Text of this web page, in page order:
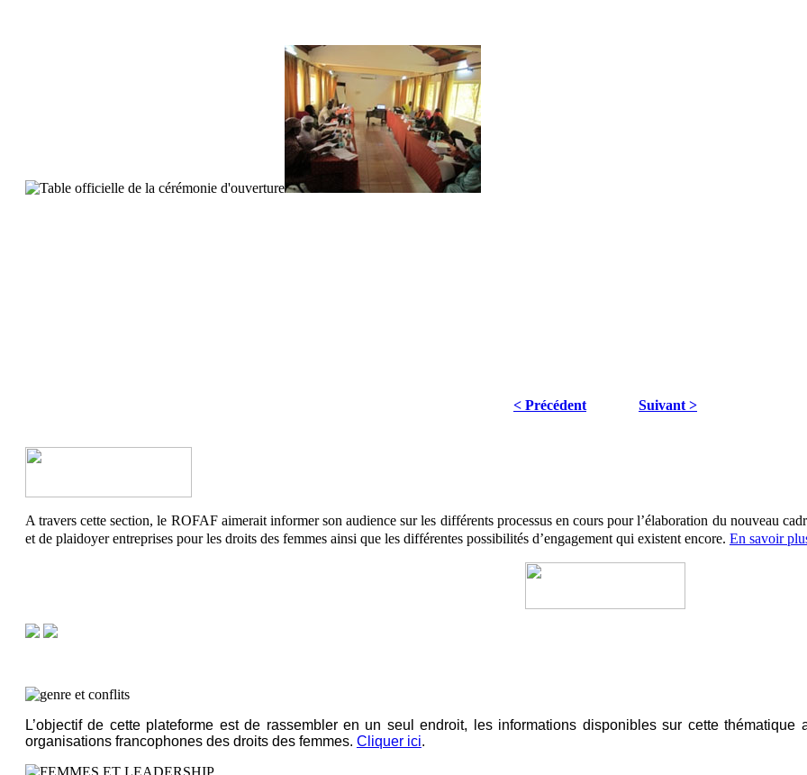
< Précédent Suivant >
A travers cette section, le ROFAF aimerait informer son audience sur les différents processus en cours pour l’élaboration du nouveau
et de plaidoyer entreprises pour les droits des femmes ainsi que les différentes possibilités d’engagement qui existent encore. En savoir
L’objectif de cette plateforme est de rassembler en un seul endroit, les informations disponibles sur cette
organisations francophones des droits des femmes. Cliquer ici.